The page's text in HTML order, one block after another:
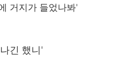
거지가 들었나봐'
긴 했니'